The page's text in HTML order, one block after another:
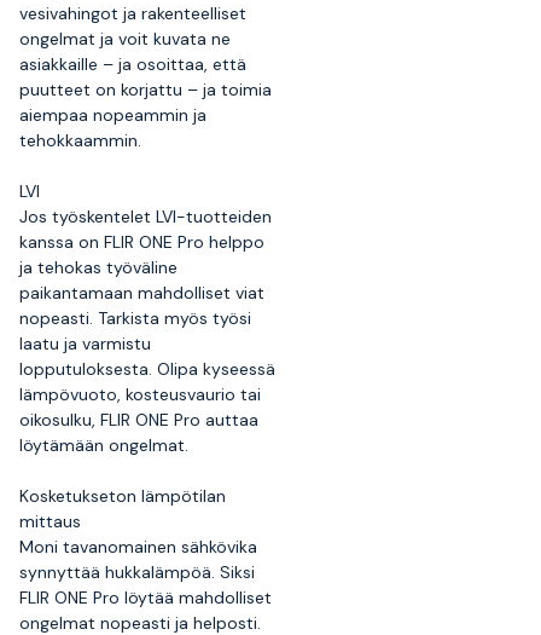
vesivahingot ja rakenteelliset
ongelmat ja voit kuvata ne
asiakkaille – ja osoittaa, että
puutteet on korjattu – ja toimia
aiempaa nopeammin ja
tehokkaammin.
LVI
Jos työskentelet LVI-tuotteiden
kanssa on FLIR ONE Pro helppo
ja tehokas työväline
paikantamaan mahdolliset viat
nopeasti. Tarkista myös työsi
laatu ja varmistu
lopputuloksesta. Olipa kyseessä
lämpövuoto, kosteusvaurio tai
oikosulku, FLIR ONE Pro auttaa
löytämään ongelmat.
Kosketukseton lämpötilan
mittaus
Moni tavanomainen sähkövika
synnyttää hukkalämpöä. Siksi
FLIR ONE Pro löytää mahdolliset
ongelmat nopeasti ja helposti.